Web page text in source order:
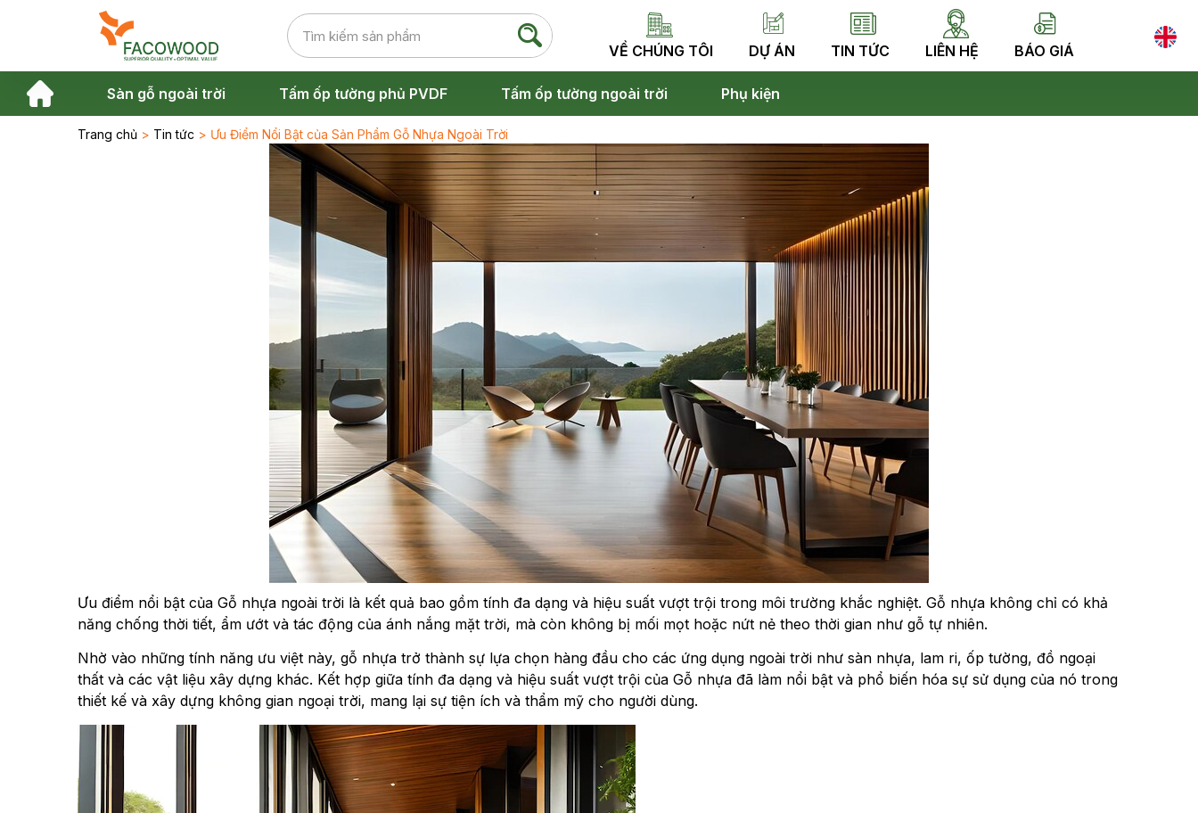
VỀ CHÚNG TÔI DỰ ÁN TIN TỨC LIÊN HỆ BÁO GIÁ
Sàn gỗ ngoài trời Tấm ốp tường phủ PVDF Tấm ốp tường ngoài trời Phụ kiện
Trang chủ> Tin tức > Ưu Điểm Nổi Bật của Sản Phẩm Gỗ Nhựa Ngoài Trời
Ưu điểm nổi bật của Gỗ nhựa ngoài trời là kết quả bao gồm tính đa dạng và hiệu suất vượt trội trong môi trường khắc nghiệt. Gỗ nhựa không chỉ có khả
năng chống thời tiết, ẩm ướt và tác động của ánh nắng mặt trời, mà còn không bị mối mọt hoặc nứt nẻ theo thời gian như gỗ tự nhiên.
Nhờ vào những tính năng ưu việt này, gỗ nhựa trở thành sự lựa chọn hàng đầu cho các ứng dụng ngoài trời như sàn nhựa, lam ri, ốp tường, đồ ngoại
thất và các vật liệu xây dựng khác. Kết hợp giữa tính đa dạng và hiệu suất vượt trội của Gỗ nhựa đã làm nổi bật và phổ biến hóa sự sử dụng của nó trong
thiết kế và xây dựng không gian ngoại trời, mang lại sự tiện ích và thẩm mỹ cho người dùng.